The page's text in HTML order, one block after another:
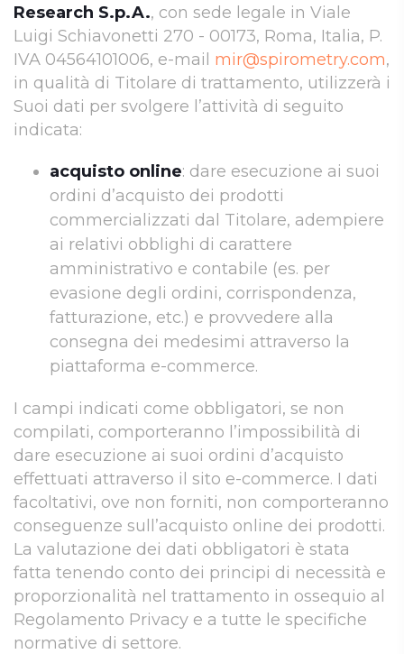
Research S.p.A., con sede legale in Viale
Luigi Schiavonetti 270 - 00173, Roma, Italia, P.
IVA 04564101006, e-mail mir@spirometry.com,
in qualità di Titolare di trattamento, utilizzerà i
Suoi dati per svolgere l’attività di seguito
indicata:
acquisto online: dare esecuzione ai suoi
ordini d’acquisto dei prodotti
commercializzati dal Titolare, adempiere
ai relativi obblighi di carattere
amministrativo e contabile (es. per
evasione degli ordini, corrispondenza,
fatturazione, etc.) e provvedere alla
consegna dei medesimi attraverso la
piattaforma e-commerce.
I campi indicati come obbligatori, se non
compilati, comporteranno l’impossibilità di
dare esecuzione ai suoi ordini d’acquisto
effettuati attraverso il sito e-commerce. I dati
facoltativi, ove non forniti, non comporteranno
conseguenze sull’acquisto online dei prodotti.
La valutazione dei dati obbligatori è stata
fatta tenendo conto dei principi di necessità e
proporzionalità nel trattamento in ossequio al
Regolamento Privacy e a tutte le specifiche
normative di settore.